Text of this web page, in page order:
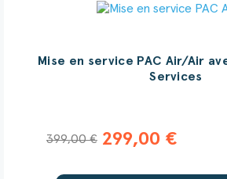
Mise en service PAC Air/Air
Services
399,00 € 299,00 €